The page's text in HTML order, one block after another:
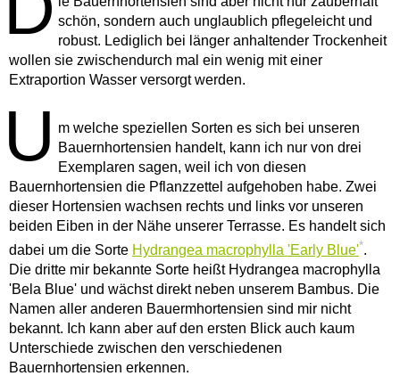
schön, sondern auch unglaublich pflegeleicht und
robust. Lediglich bei länger anhaltender Trockenheit
wollen sie zwischendurch mal ein wenig mit einer
Extraportion Wasser versorgt werden.
U m welche speziellen Sorten es sich bei unseren
Bauernhortensien handelt, kann ich nur von drei
Exemplaren sagen, weil ich von diesen
Bauernhortensien die Pflanzzettel aufgehoben habe. Zwei
dieser Hortensien wachsen rechts und links vor unseren
beiden Eiben in der Nähe unserer Terrasse. Es handelt sich
dabei um die Sorte Hydrangea macrophylla 'Early Blue'*.
Die dritte mir bekannte Sorte heißt Hydrangea macrophylla
'Bela Blue' und wächst direkt neben unserem Bambus. Die
Namen aller anderen Bauermhortensien sind mir nicht
bekannt. Ich kann aber auf den ersten Blick auch kaum
Unterschiede zwischen den verschiedenen
Bauernhortensien erkennen.